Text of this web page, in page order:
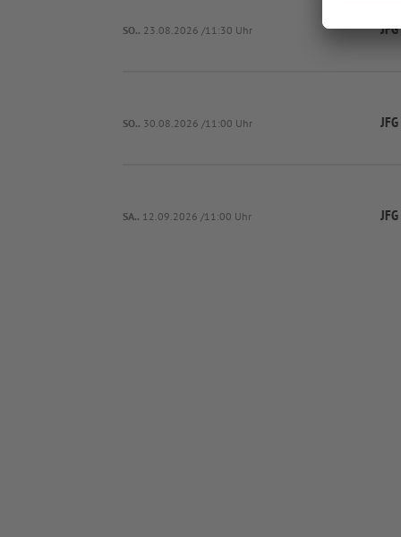
SO.. 23.08.2026 /11:30 Uhr
SO.. 30.08.2026 /11:00 Uhr
SA.. 12.09.2026 /11:00 Uhr